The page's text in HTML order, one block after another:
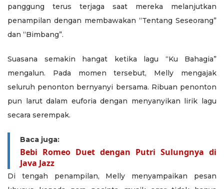
panggung terus terjaga saat mereka melanjutkan
penampilan dengan membawakan “Tentang Seseorang”
dan “Bimbang”.
Suasana semakin hangat ketika lagu “Ku Bahagia”
mengalun. Pada momen tersebut, Melly mengajak
seluruh penonton bernyanyi bersama. Ribuan penonton
pun larut dalam euforia dengan menyanyikan lirik lagu
secara serempak.
Baca juga:
Bebi Romeo Duet dengan Putri Sulungnya di
Java Jazz
Di tengah penampilan, Melly menyampaikan pesan